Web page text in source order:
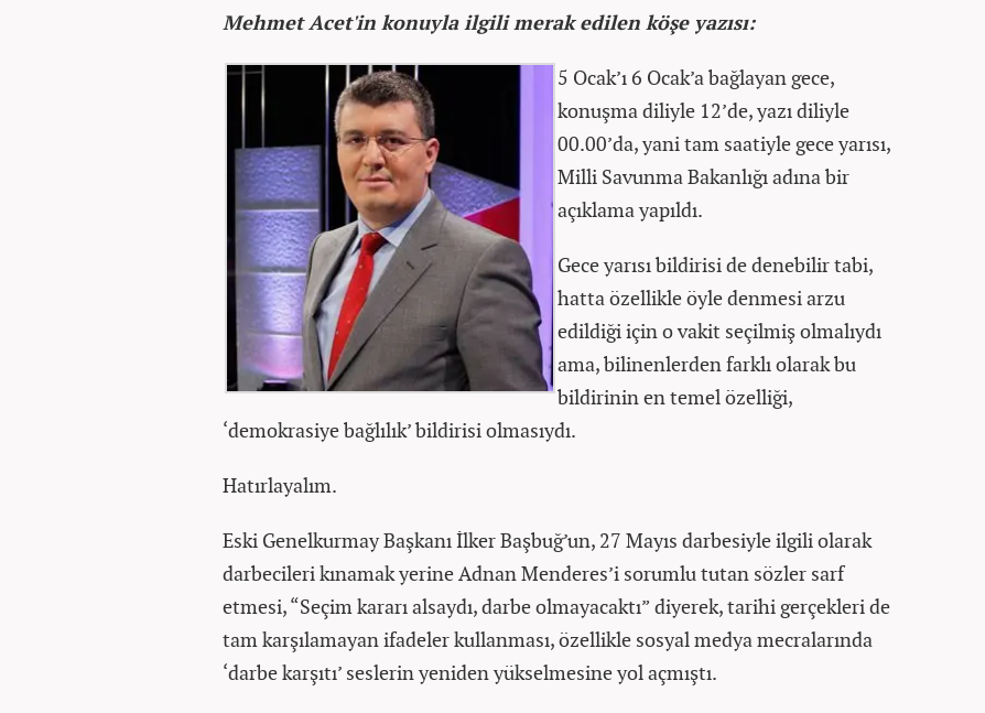
Mehmet Acet'in konuyla ilgili merak edilen köşe yazısı:
5 Ocak’ı 6 Ocak’a bağlayan gece,
konuşma diliyle 12’de, yazı diliyle
00.00’da, yani tam saatiyle gece yarısı,
Milli Savunma Bakanlığı adına bir
açıklama yapıldı.
Gece yarısı bildirisi de denebilir tabi,
hatta özellikle öyle denmesi arzu
edildiği için o vakit seçilmiş olmalıydı
ama, bilinenlerden farklı olarak bu
bildirinin en temel özelliği,
‘demokrasiye bağlılık’ bildirisi olmasıydı.
Hatırlayalım.
Eski Genelkurmay Başkanı İlker Başbuğ’un, 27 Mayıs darbesiyle ilgili olarak
darbecileri kınamak yerine Adnan Menderes’i sorumlu tutan sözler sarf
etmesi, “Seçim kararı alsaydı, darbe olmayacaktı” diyerek, tarihi gerçekleri de
tam karşılamayan ifadeler kullanması, özellikle sosyal medya mecralarında
‘darbe karşıtı’ seslerin yeniden yükselmesine yol açmıştı.